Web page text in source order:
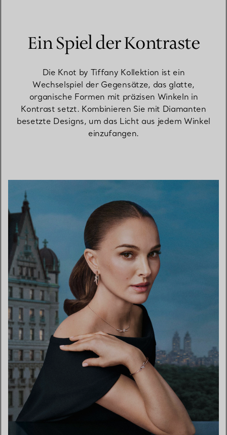
Ein Spiel der Kontraste
Die Knot by Tiffany Kollektion ist ein
Wechselspiel der Gegensätze, das glatte,
organische Formen mit präzisen Winkeln in
Kontrast setzt. Kombinieren Sie mit Diamanten
besetzte Designs, um das Licht aus jedem Winkel
einzufangen.